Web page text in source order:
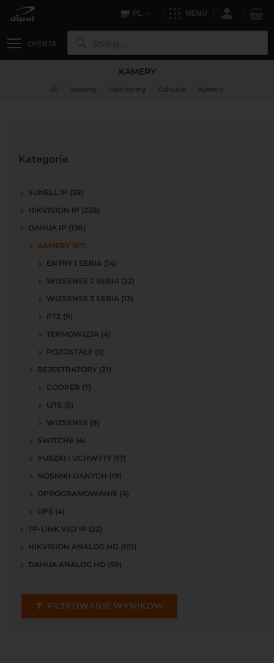
PL MENU
OFERTA
KAMERY
Systemy Monitoring Dahua ip Kamery
Kategorie
SUNELL IP (39)
HIKVISION IP (238)
DAHUA IP (136)
KAMERY (67)
ENTRY 1 SERIA (14)
WIZSENSE 2 SERIA (22)
WIZSENSE 3 SERIA (13)
PTZ (9)
TERMOWIZJA (4)
POZOSTAŁE (5)
REJESTRATORY (21)
COOPER (7)
LITE (5)
WIZSENSE (9)
SWITCHE (4)
PUSZKI I UCHWYTY (17)
NOŚNIKI DANYCH (19)
OPROGRAMOWANIE (4)
UPS (4)
TP-LINK VIGI IP (22)
HIKVISION ANALOG HD (101)
DAHUA ANALOG HD (59)
FILTROWANIE WYNIKÓW